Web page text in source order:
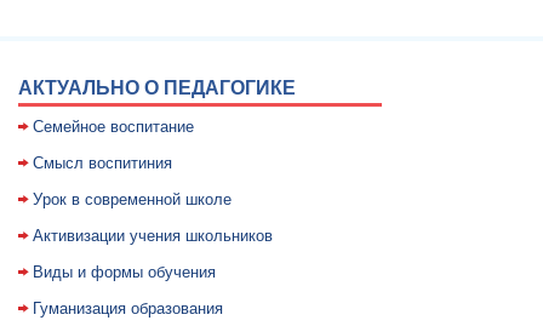
АКТУАЛЬНО О ПЕДАГОГИКЕ
Семейное воспитание
Смысл воспитиния
Уpок в совpеменной школе
Активизации учения школьников
Виды и формы обучения
Гуманизация образования